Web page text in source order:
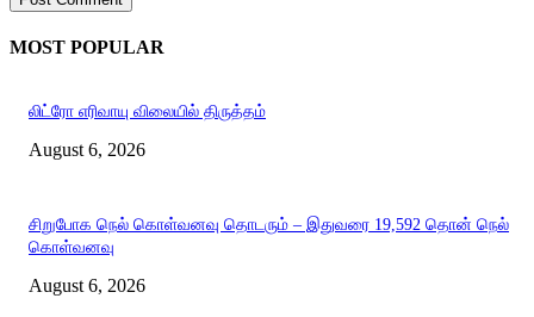
MOST POPULAR
லிட்ரோ எரிவாயு விலையில் திருத்தம்
August 6, 2026
சிறுபோக நெல் கொள்வனவு தொடரும் – இதுவரை 19,592 தொன் நெல்
கொள்வனவு
August 6, 2026